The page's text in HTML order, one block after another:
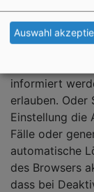
erneut fragen.
informiert
erlauben. Oder
Einstellung die
Fälle oder
automatische
des Browsers
dass bei
Auswahl